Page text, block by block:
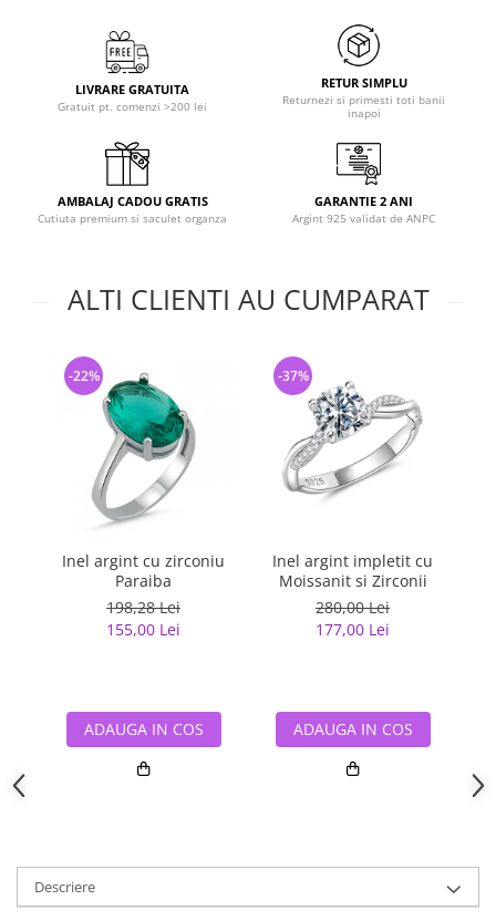
LIVRARE GRATUITA
Gratuit pt. comenzi >200 lei
RETUR SIMPLU
Returnezi si primesti toti banii
inapoi
AMBALAJ CADOU GRATIS
Cutiuta premium si saculet organza
GARANTIE 2 ANI
Argint 925 validat de ANPC
ALTI CLIENTI AU CUMPARAT
Inel argint cu zirconiu
Paraiba
198,28 Lei
155,00 Lei
-22%
ADAUGA IN COS
Inel argint impletit cu
Moissanit si Zirconii
280,00 Lei
177,00 Lei
-37%
ADAUGA IN COS
Descriere